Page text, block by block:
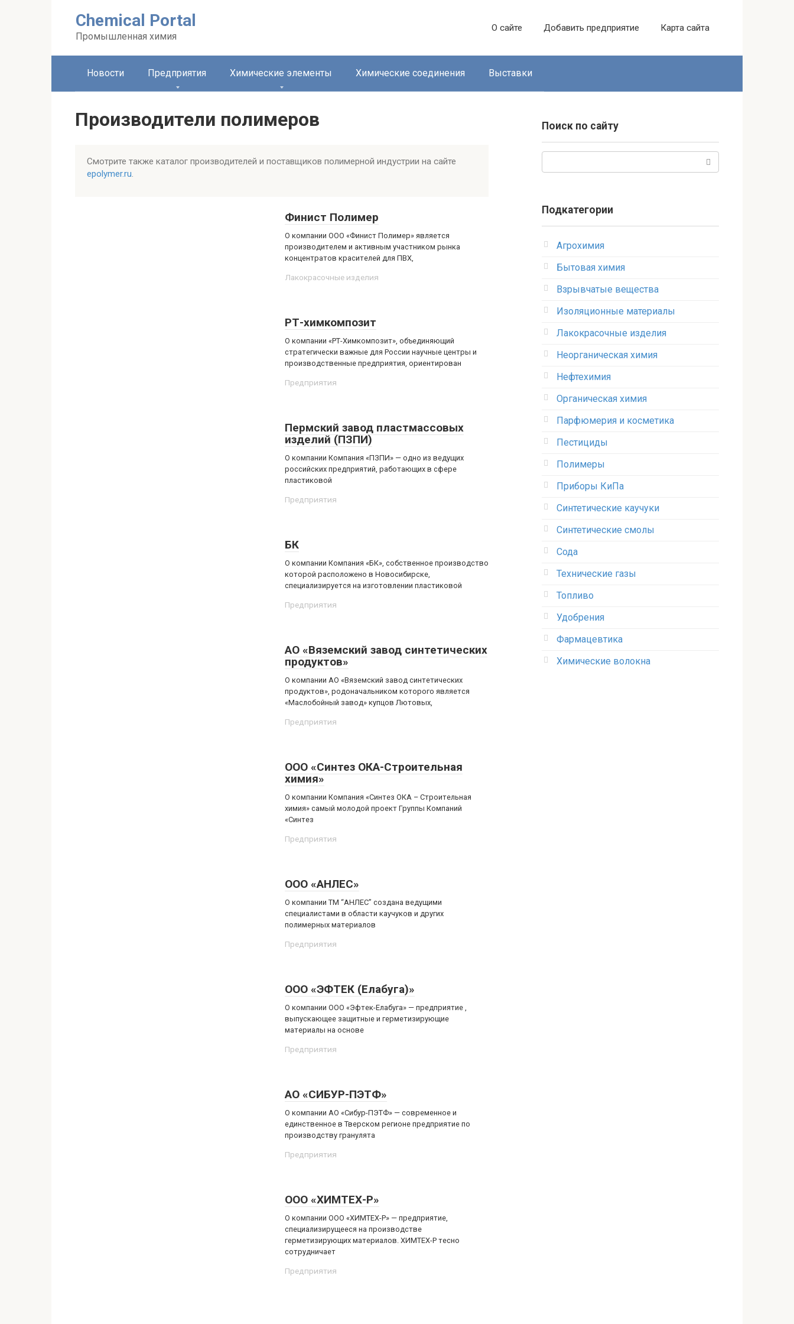
Chemical Portal
Промышленная химия
О сайте Добавить предприятие Карта сайта
Новости Предприятия Химические элементы Химические соединения Выставки
Производители полимеров
Смотрите также каталог производителей и поставщиков полимерной индустрии на сайте
epolymer.ru.
Финист Полимер
О компании ООО «Финист Полимер» является
производителем и активным участником рынка
концентратов красителей для ПВХ,
Лакокрасочные изделия
РТ-химкомпозит
О компании «РТ-Химкомпозит», объединяющий
стратегически важные для России научные центры и
производственные предприятия, ориентирован
Предприятия
Пермский завод пластмассовых
изделий (ПЗПИ)
О компании Компания «ПЗПИ» — одно из ведущих
российских предприятий, работающих в сфере
пластиковой
Предприятия
БК
О компании Компания «БК», собственное производство
которой расположено в Новосибирске,
специализируется на изготовлении пластиковой
Предприятия
АО «Вяземский завод синтетических
продуктов»
О компании АО «Вяземский завод синтетических
продуктов», родоначальником которого является
«Маслобойный завод» купцов Лютовых,
Предприятия
ООО «Синтез ОКА-Строительная
химия»
О компании Компания «Синтез ОКА – Строительная
химия» самый молодой проект Группы Компаний
«Синтез
Предприятия
ООО «АНЛЕС»
О компании ТМ “АНЛЕС” создана ведущими
специалистами в области каучуков и других
полимерных материалов
Предприятия
ООО «ЭФТЕК (Елабуга)»
О компании ООО «Эфтек-Елабуга» — предприятие ,
выпускающее защитные и герметизирующие
материалы на основе
Предприятия
АО «СИБУР-ПЭТФ»
О компании АО «Сибур-ПЭТФ» — современное и
единственное в Тверском регионе предприятие по
производству гранулята
Предприятия
ООО «ХИМТЕХ-Р»
О компании ООО «ХИМТЕХ-Р» — предприятие,
специализирущееся на производстве
герметизирующих материалов. ХИМТЕХ-Р тесно
сотрудничает
Предприятия
Поиск по сайту
Подкатегории
Агрохимия
Бытовая химия
Взрывчатые вещества
Изоляционные материалы
Лакокрасочные изделия
Неорганическая химия
Нефтехимия
Органическая химия
Парфюмерия и косметика
Пестициды
Полимеры
Приборы КиПа
Синтетические каучуки
Синтетические смолы
Сода
Технические газы
Топливо
Удобрения
Фармацевтика
Химические волокна